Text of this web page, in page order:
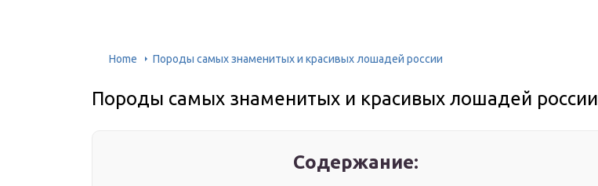
Home Породы самых знаменитых и красивых лошадей россии
Породы самых знаменитых и красивых лошадей россии
Содержание: